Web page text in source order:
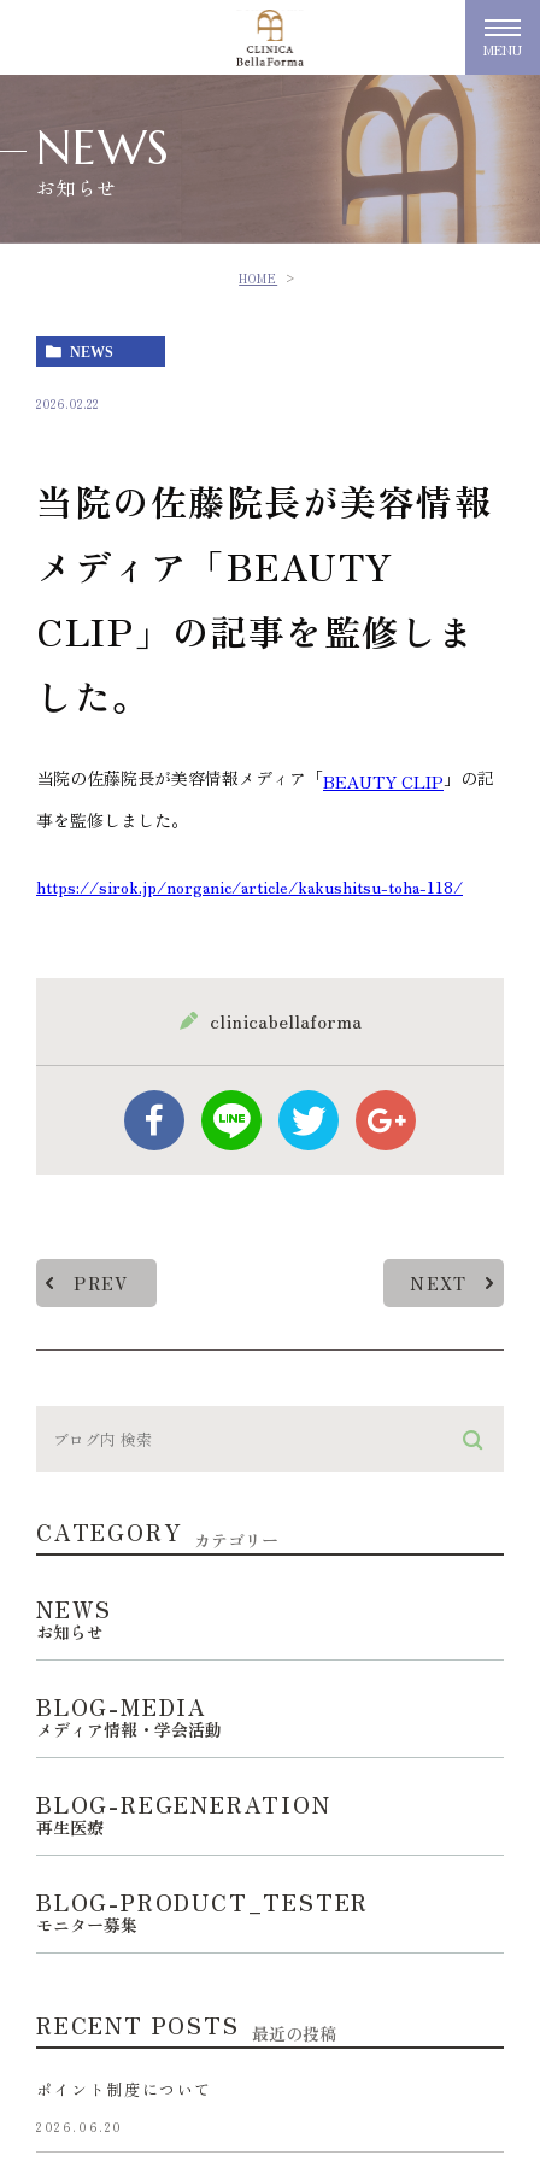
MENU
NEWS
お知らせ
HOME
NEWS
2026.02.22
当院の佐藤院長が美容情報
メディア「BEAUTY
CLIP」の記事を監修しま
した。
当院の佐藤院長が美容情報メディア「BEAUTY CLIP 」の記
事を監修しました。
https://sirok.jp/norganic/article/kakushitsu-toha-118/
clinicabellaforma
PREV NEXT
CATEGORY カテゴリー
NEWS
お知らせ
BLOG-MEDIA
メディア情報・学会活動
BLOG-REGENERATION
再生医療
BLOG-PRODUCT_TESTER
モニター募集
RECENT POSTS 最近の投稿
ポイント制度について
2026.06.20